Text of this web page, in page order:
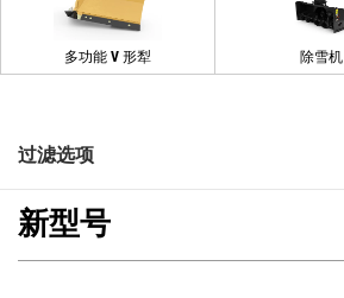
多功能 V 形犁 除雪机
过滤选项
新型号